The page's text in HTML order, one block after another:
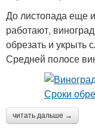
До листопада еще
работают,
обрезать и укрыть
Средней полосе
читать дальше →